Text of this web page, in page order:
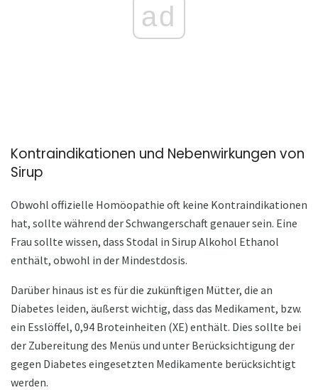
ad
Kontraindikationen und Nebenwirkungen von
Sirup
Obwohl offizielle Homöopathie oft keine Kontraindikationen
hat, sollte während der Schwangerschaft genauer sein. Eine
Frau sollte wissen, dass Stodal in Sirup Alkohol Ethanol
enthält, obwohl in der Mindestdosis.
Darüber hinaus ist es für die zukünftigen Mütter, die an
Diabetes leiden, äußerst wichtig, dass das Medikament, bzw.
ein Esslöffel, 0,94 Broteinheiten (XE) enthält. Dies sollte bei
der Zubereitung des Menüs und unter Berücksichtigung der
gegen Diabetes eingesetzten Medikamente berücksichtigt
werden.